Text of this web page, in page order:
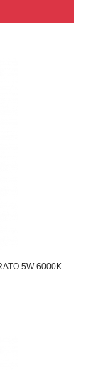
5W 6000K